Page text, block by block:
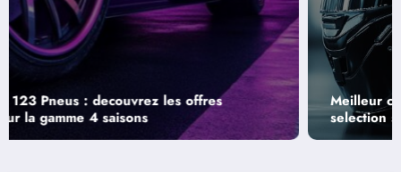
Meilleur casque moto modulable 2025 : Notre
selection speciale customisation